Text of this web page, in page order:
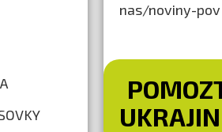
nas/noviny-pov